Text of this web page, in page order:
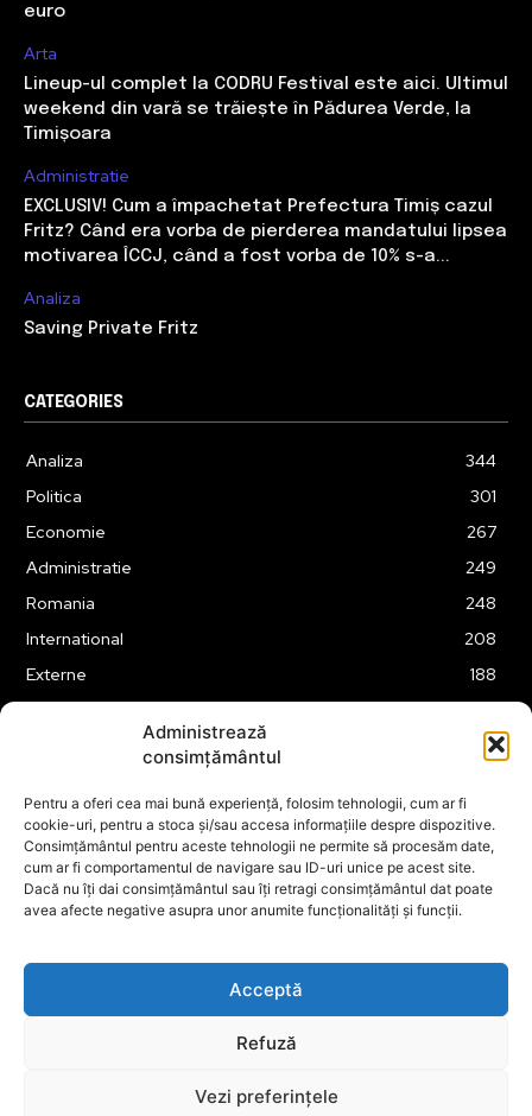
Administrează
consimțământul
Pentru a oferi cea mai bună experiență, folosim tehnologii, cum ar fi
cookie-uri, pentru a stoca și/sau accesa informațiile despre dispozitive.
Consimțământul pentru aceste tehnologii ne permite să procesăm date,
cum ar fi comportamentul de navigare sau ID-uri unice pe acest site.
Dacă nu îți dai consimțământul sau îți retragi consimțământul dat poate
avea afecte negative asupra unor anumite funcționalități și funcții.
Acceptă
Refuză
Vezi preferințele
euro
Arta
Lineup-ul complet la CODRU Festival este aici. Ultimul
weekend din vară se trăiește în Pădurea Verde, la
Timișoara
Administratie
EXCLUSIV! Cum a împachetat Prefectura Timiș cazul
Fritz? Când era vorba de pierderea mandatului lipsea
motivarea ÎCCJ, când a fost vorba de 10% s-a...
Analiza
Saving Private Fritz
CATEGORIES
Analiza
344
Politica
301
Economie
267
Administratie
249
Romania
248
International
208
Externe
188
174
Financiar
160
ABUZURI
158
Social
157
Cultura
149